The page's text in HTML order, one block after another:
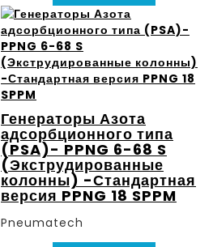
Генераторы Азота
адсорбционного типа
(PSA)- PPNG 6-68 S
(Экструдированные
колонны) -Стандартная
версия PPNG 18 SPPM
Pneumatech